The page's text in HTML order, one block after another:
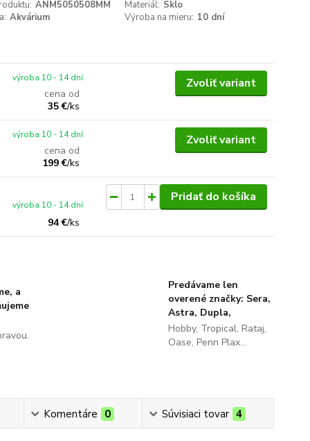
ANM5050508MM Materiál: Sklo
Akvárium Výroba na mieru: 10 dní
cena od
35 €/ks
výroba 10 - 14 dní Zvoliť variant
cena od
199 €/ks
výroba 10 - 14 dní Zvoliť variant
94 €/ks
výroba 10 - 14 dní
Pridať do košíka
a
Predávame len
overené značky: Sera,
Astra, Dupla,
Hobby, Tropical, Rataj,
Oase, Penn Plax...
Komentáre 0 Súvisiaci tovar 4